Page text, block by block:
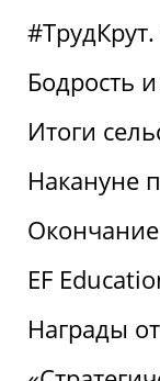
Бодрость
Итоги
Накануне
Окончание
EF
Награды